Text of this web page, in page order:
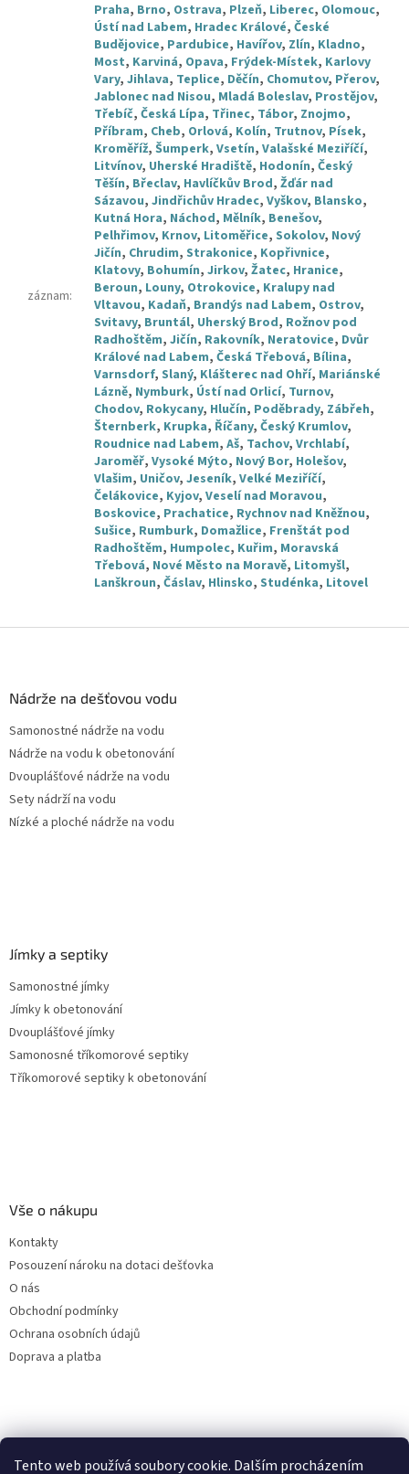
Tento web používá soubory cookie. Dalším procházením
záznam:
Praha, Brno, Ostrava, Plzeň, Liberec, Olomouc,
Ústí nad Labem, Hradec Králové, České
Budějovice, Pardubice, Havířov, Zlín, Kladno,
Most, Karviná, Opava, Frýdek-Místek, Karlovy
Vary, Jihlava, Teplice, Děčín, Chomutov, Přerov,
Jablonec nad Nisou, Mladá Boleslav, Prostějov,
Třebíč, Česká Lípa, Třinec, Tábor, Znojmo,
Příbram, Cheb, Orlová, Kolín, Trutnov, Písek,
Kroměříž, Šumperk, Vsetín, Valašské Meziříčí,
Litvínov, Uherské Hradiště, Hodonín, Český
Těšín, Břeclav, Havlíčkův Brod, Žďár nad
Sázavou, Jindřichův Hradec, Vyškov, Blansko,
Kutná Hora, Náchod, Mělník, Benešov,
Pelhřimov, Krnov, Litoměřice, Sokolov, Nový
Jičín, Chrudim, Strakonice, Kopřivnice,
Klatovy, Bohumín, Jirkov, Žatec, Hranice,
Beroun, Louny, Otrokovice, Kralupy nad
Vltavou, Kadaň, Brandýs nad Labem, Ostrov,
Svitavy, Bruntál, Uherský Brod, Rožnov pod
Radhoštěm, Jičín, Rakovník, Neratovice, Dvůr
Králové nad Labem, Česká Třebová, Bílina,
Varnsdorf, Slaný, Klášterec nad Ohří, Mariánské
Lázně, Nymburk, Ústí nad Orlicí, Turnov,
Chodov, Rokycany, Hlučín, Poděbrady, Zábřeh,
Šternberk, Krupka, Říčany, Český Krumlov,
Roudnice nad Labem, Aš, Tachov, Vrchlabí,
Jaroměř, Vysoké Mýto, Nový Bor, Holešov,
Vlašim, Uničov, Jeseník, Velké Meziříčí,
Čelákovice, Kyjov, Veselí nad Moravou,
Boskovice, Prachatice, Rychnov nad Kněžnou,
Sušice, Rumburk, Domažlice, Frenštát pod
Radhoštěm, Humpolec, Kuřim, Moravská
Třebová, Nové Město na Moravě, Litomyšl,
Lanškroun, Čáslav, Hlinsko, Studénka, Litovel
Nádrže na dešťovou vodu
Samonostné nádrže na vodu
Nádrže na vodu k obetonování
Dvouplášťové nádrže na vodu
Sety nádrží na vodu
Nízké a ploché nádrže na vodu
Jímky a septiky
Samonostné jímky
Jímky k obetonování
Dvouplášťové jímky
Samonosné tříkomorové septiky
Tříkomorové septiky k obetonování
Vše o nákupu
Kontakty
Posouzení nároku na dotaci dešťovka
O nás
Obchodní podmínky
Ochrana osobních údajů
Doprava a platba
Filtry dešťové vody
Online